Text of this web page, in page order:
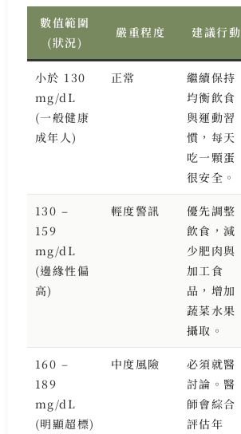
數值範圍
(狀況)
嚴重程度 建議行動
小於 130
mg/dL
(一般健康
成年人)
正常
繼續保持
均衡飲食
與運動習
慣，每天
吃一顆蛋
很安全。
130 –
159
mg/dL
(邊緣性偏
高)
輕度警訊
優先調整
飲食，減
少肥肉與
加工食
品，增加
蔬菜水果
攝取。
160 –
189
mg/dL
(明顯超標)
中度風險
必須就醫
討論。醫
師會綜合
評估年